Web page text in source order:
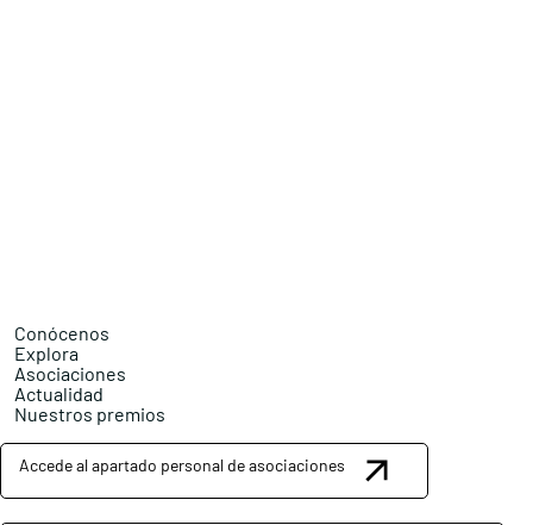
Conócenos
Explora
Asociaciones
Actualidad
Nuestros premios
Accede al apartado personal de asociaciones